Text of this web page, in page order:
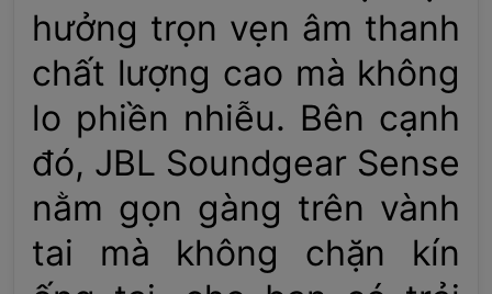
hưởng trọn vẹn âm thanh
chất lượng cao mà không
lo phiền nhiễu. Bên cạnh
đó, JBL Soundgear Sense
nằm gọn gàng trên vành
tai mà không chặn kín